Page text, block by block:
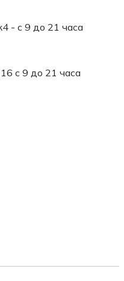
- с 9 до 21 часа
с 9 до 21 часа